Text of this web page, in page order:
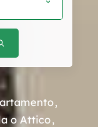
o Attico